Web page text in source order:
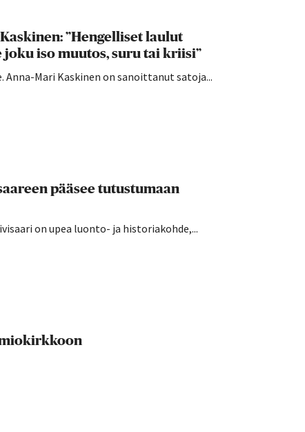
”Hengelliset laulut
iso muutos, suru tai kriisi”
Mari Kaskinen on sanoittanut satoja...
pääsee tutustumaan
on upea luonto- ja historiakohde,...